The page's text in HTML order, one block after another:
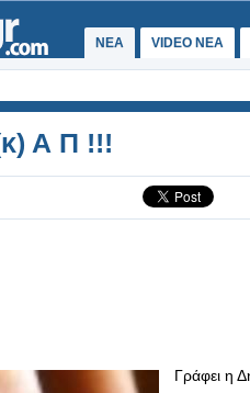
ΝΕΑ VIDEO NEA
Α Π !!!
Γράφει η